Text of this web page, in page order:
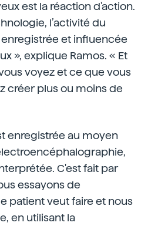
est la réaction d'action.
l’activité du
et influencée
», explique Ramos. « Et
voyez et ce que vous
créer plus ou moins de
enregistrée au moyen
C'est fait par
essayons de
patient veut faire et nous
en utilisant la